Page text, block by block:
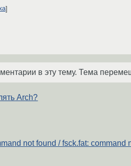
в эту тему. Тема
Arch?
not found / fsck.fat: command